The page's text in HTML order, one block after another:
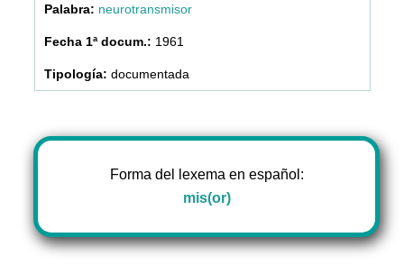
neurotransmisor
1961
documentada
Forma del lexema en español:
mis(or)